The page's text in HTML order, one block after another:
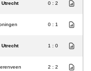
Utrecht 0 : 2
0 : 1
Utrecht 1 : 0
2 : 2